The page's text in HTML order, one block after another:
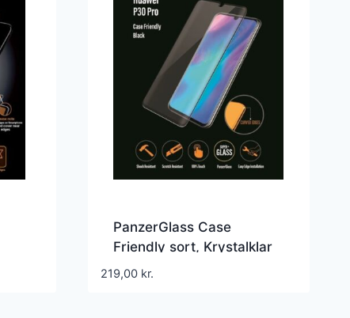
PanzerGlass Case
Friendly sort, Krystalklar
for Huawei P30 Pro
219,00 kr.